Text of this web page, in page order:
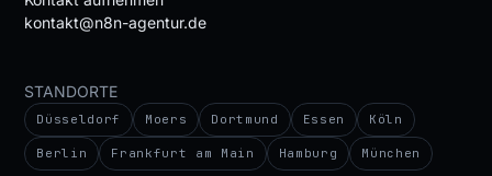
kontakt@n8n-agentur.de
STANDORTE
Düsseldorf Moers Dortmund Essen Köln
Berlin Frankfurt am Main Hamburg München